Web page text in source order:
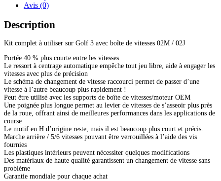
Avis (0)
Description
Kit complet à utiliser sur Golf 3 avec boîte de vitesses 02M / 02J
Portée 40 % plus courte entre les vitesses
Le ressort à centrage automatique empêche tout jeu libre, aide à engager les
vitesses avec plus de précision
Le schéma de changement de vitesse raccourci permet de passer d’une
vitesse à l’autre beaucoup plus rapidement !
Peut être utilisé avec les supports de boîte de vitesses/moteur OEM
Une poignée plus longue permet au levier de vitesses de s’asseoir plus près
de la roue, offrant ainsi de meilleures performances dans les applications de
course
Le motif en H d’origine reste, mais il est beaucoup plus court et précis.
Marche arrière / 5/6 vitesses pouvant être verrouillées à l’aide des vis
fournies
Les plastiques intérieurs peuvent nécessiter quelques modifications
Des matériaux de haute qualité garantissent un changement de vitesse sans
problème
Garantie mondiale pour chaque achat